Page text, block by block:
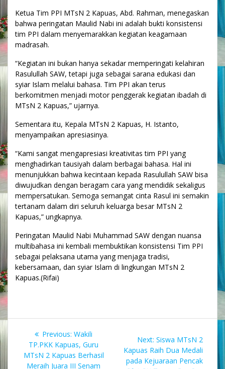
Ketua Tim PPI MTsN 2 Kapuas, Abd. Rahman, menegaskan
bahwa peringatan Maulid Nabi ini adalah bukti konsistensi
tim PPI dalam menyemarakkan kegiatan keagamaan
madrasah.
“Kegiatan ini bukan hanya sekadar memperingati kelahiran
Rasulullah SAW, tetapi juga sebagai sarana edukasi dan
syiar Islam melalui bahasa. Tim PPI akan terus
berkomitmen menjadi motor penggerak kegiatan ibadah di
MTsN 2 Kapuas,” ujarnya.
Sementara itu, Kepala MTsN 2 Kapuas, H. Istanto,
menyampaikan apresiasinya.
“Kami sangat mengapresiasi kreativitas tim PPI yang
menghadirkan tausiyah dalam berbagai bahasa. Hal ini
menunjukkan bahwa kecintaan kepada Rasulullah SAW bisa
diwujudkan dengan beragam cara yang mendidik sekaligus
mempersatukan. Semoga semangat cinta Rasul ini semakin
tertanam dalam diri seluruh keluarga besar MTsN 2
Kapuas,” ungkapnya.
Peringatan Maulid Nabi Muhammad SAW dengan nuansa
multibahasa ini kembali membuktikan konsistensi Tim PPI
sebagai pelaksana utama yang menjaga tradisi,
kebersamaan, dan syiar Islam di lingkungan MTsN 2
Kapuas.(Rifai)
Navigasi
pos
Previous: Previous
post:
Wakili
TP.PKK Kapuas, Guru
MTsN 2 Kapuas Berhasil
Meraih Juara III Senam
Next: Next
post:
Siswa MTsN 2
Kapuas Raih Dua Medali
pada Kejuaraan Pencak